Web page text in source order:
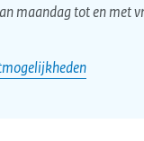
maandag tot en met